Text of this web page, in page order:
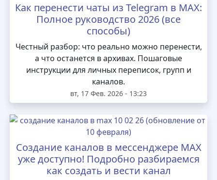
Как перенести чаты из Telegram в MAX:
Полное руководство 2026 (все
способы)
Честный разбор: что реально можно перенести,
а что останется в архивах. Пошаговые
инструкции для личных переписок, групп и
каналов.
вт, 17 Фев. 2026 - 13:23
Создание каналов в мессенджере MAX
уже доступно! Подробно разбираемся
как создать и вести канал